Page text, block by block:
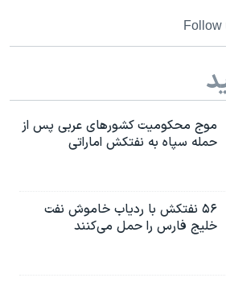
Follow
موج محکومیت کشورهای عربی پس از
حمله سپاه به نفتکش اماراتی
۵۶ نفتکش با ردیاب خاموش نفت
خلیج فارس را حمل می‌کنند